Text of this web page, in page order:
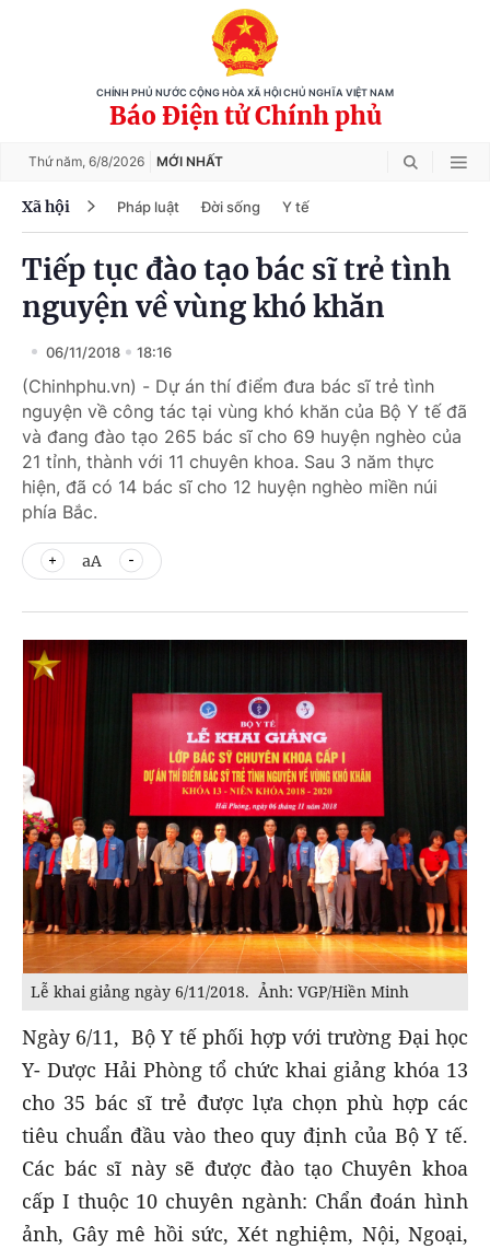
CHÍNH PHỦ NƯỚC CỘNG HÒA XÃ HỘI CHỦ NGHĨA VIỆT NAM
Báo Điện tử Chính phủ
Thứ năm, 6/8/2026 MỚI NHẤT
Xã hội Pháp luật Đời sống Y tế
Tiếp tục đào tạo bác sĩ trẻ tình
nguyện về vùng khó khăn
06/11/2018 18:16
(Chinhphu.vn) - Dự án thí điểm đưa bác sĩ trẻ tình
nguyện về công tác tại vùng khó khăn của Bộ Y tế đã
và đang đào tạo 265 bác sĩ cho 69 huyện nghèo của
21 tỉnh, thành với 11 chuyên khoa. Sau 3 năm thực
hiện, đã có 14 bác sĩ cho 12 huyện nghèo miền núi
phía Bắc.
aA
Lễ khai giảng ngày 6/11/2018. Ảnh: VGP/Hiền Minh
Ngày 6/11, Bộ Y tế phối hợp với trường Đại học
Y- Dược Hải Phòng tổ chức khai giảng khóa 13
cho 35 bác sĩ trẻ được lựa chọn phù hợp các
tiêu chuẩn đầu vào theo quy định của Bộ Y tế.
Các bác sĩ này sẽ được đào tạo Chuyên khoa
cấp I thuộc 10 chuyên ngành: Chẩn đoán hình
ảnh, Gây mê hồi sức, Xét nghiệm, Nội, Ngoại,